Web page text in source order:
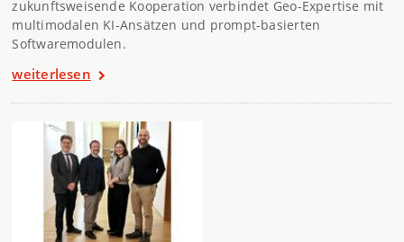
zukunftsweisende Kooperation verbindet Geo-Expertise mit
multimodalen KI-Ansätzen und prompt-basierten
Softwaremodulen.
weiterlesen